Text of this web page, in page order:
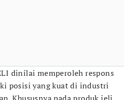
dinilai memperoleh respons
posisi yang kuat di industri